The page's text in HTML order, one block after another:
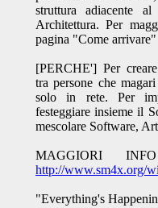
struttura adiacente
Architettura. Per
pagina "Come
[PERCHE'] Per
tra persone che
solo in rete. Per
festeggiare insieme il
mescolare Software,
MAGGIORI
http://www.sm4x.org/
"Everything's